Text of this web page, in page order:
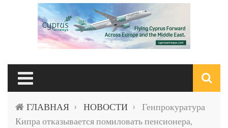
ГЛАВНАЯ › НОВОСТИ ›
Генпрокуратура
Кипра отказывается помиловать пенсионера,